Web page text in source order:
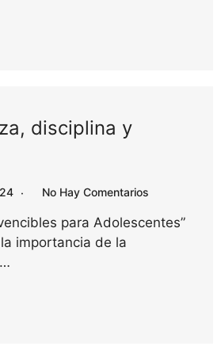
disciplina y
No Hay Comentarios
para Adolescentes”
importancia de la